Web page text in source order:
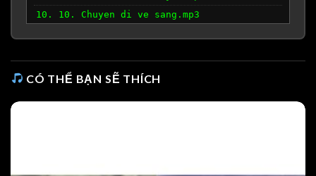
10. 10. Chuyen di ve sang.mp3
CÓ THỂ BẠN SẼ THÍCH